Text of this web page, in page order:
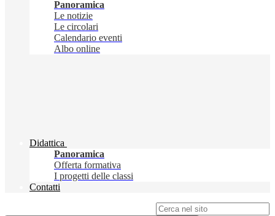
Panoramica
Le notizie
Le circolari
Calendario eventi
Albo online
Didattica
Panoramica
Offerta formativa
I progetti delle classi
Contatti